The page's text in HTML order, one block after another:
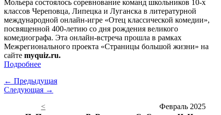
Мольера состоялось соревнование команд школьников 10-х
классов Череповца, Липецка и Луганска в литературной
международной онлайн-игре «Отец классической комедии»,
посвященной 400-летию со дня рождения великого
комедиографа. Эта онлайн-встреча прошла в рамках
Межрегионального проекта «Страницы большой жизни» на
сайте myquiz.ru.
Подробнее
← Предыдущая
Следующая →
<
Февраль 2025